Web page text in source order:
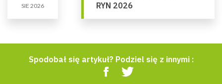
SIE 2026
RYN 2026
Spodobał się artykuł? Podziel się z innymi :